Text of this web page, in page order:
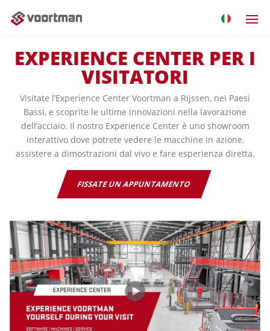
EXPERIENCE CENTER PER I
VISITATORI
Visitate l’Experience Center Voortman a Rijssen, nei Paesi
Bassi, e scoprite le ultime innovazioni nella lavorazione
dell’acciaio. Il nostro Experience Center è uno showroom
interattivo dove potrete vedere le macchine in azione,
assistere a dimostrazioni dal vivo e fare esperienza diretta.
FISSATE UN APPUNTAMENTO